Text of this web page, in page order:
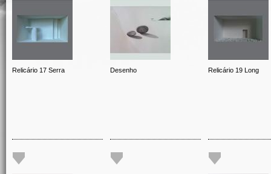
Relicário 17 Serra Desenho Relicário 19 Long